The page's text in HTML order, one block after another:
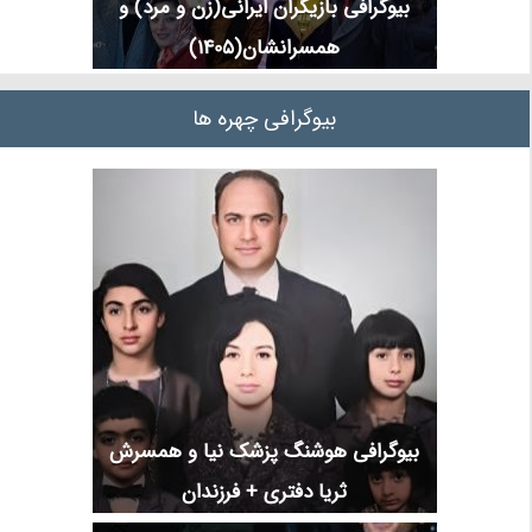
بیوگرافی بازیگران ایرانی(زن و مرد) و
همسرانشان(1405)
بیوگرافی چهره ها
بیوگرافی هوشنگ پزشک نیا و همسرش
ثریا دفتری + فرزندان